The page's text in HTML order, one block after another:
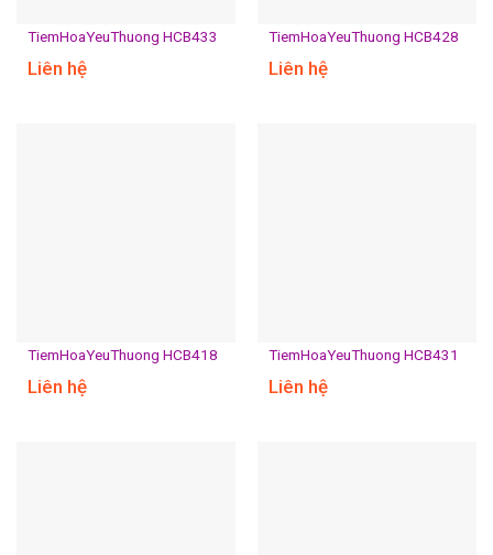
TiemHoaYeuThuong HCB433
Liên hệ
TiemHoaYeuThuong HCB428
Liên hệ
TiemHoaYeuThuong HCB418
Liên hệ
TiemHoaYeuThuong HCB431
Liên hệ